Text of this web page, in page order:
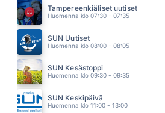
Matti ja Teppo
08.44
Jippu
08.40
Tampereenkiäliset uutiset
Huomenna klo 07:30 - 07:35
SUN Uutiset
Huomenna klo 08:00 - 08:05
SUN Kesästoppi
Huomenna klo 09:30 - 09:35
SUN Keskipäivä
Huomenna klo 11:00 - 13:00